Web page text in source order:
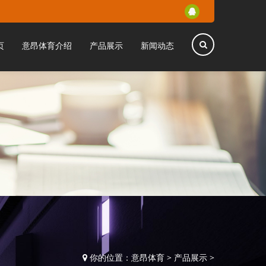
意昂体育介绍 产品展示 新闻动态
你的位置： 意昂体育 > 产品展示 >